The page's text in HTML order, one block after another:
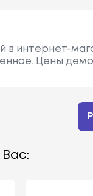
в интернет-
Цены